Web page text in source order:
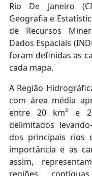
Rio De Janeiro
Geografia e
de Recursos
Dados Espaciais
foram definidas as
cada mapa.
A Região
com área média
entre 20 km² e
delimitados
dos principais rios
importância e as
assim,